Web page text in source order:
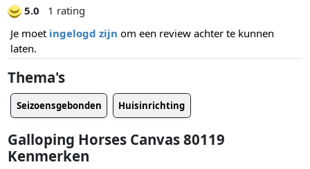
5.0
1 rating
Je moet ingelogd zijn om een review achter te kunnen
laten.
Thema's
Seizoensgebonden Huisinrichting
Galloping Horses Canvas 80119
Kenmerken